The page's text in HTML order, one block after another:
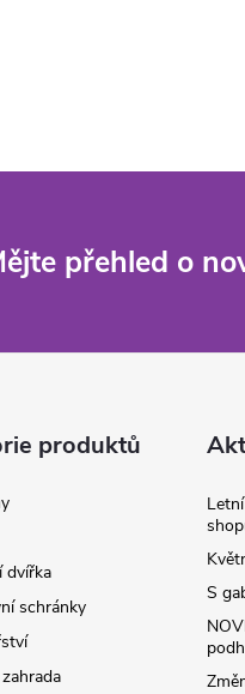
přehled o
produktů
dvířka
schránky
S